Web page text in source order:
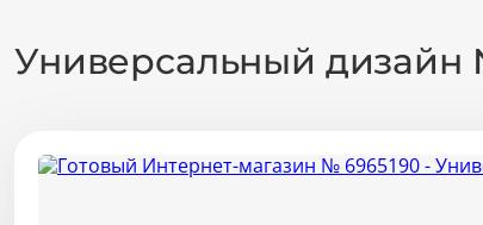
Универсальный дизайн